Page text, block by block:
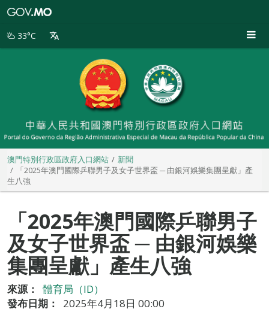
別
33°C
澳門特別行政區政府入口網站
新聞
「2025年澳門國際乒聯男子及女子世界盃 ─ 由銀河娛樂集團呈獻」產
生八強
「2025年澳門國際乒聯男子
及女子世界盃 ─ 由銀河娛樂
集團呈獻」產生八強
來源：
體育局（ID）
發布日期：
2025年4月18日 00:00